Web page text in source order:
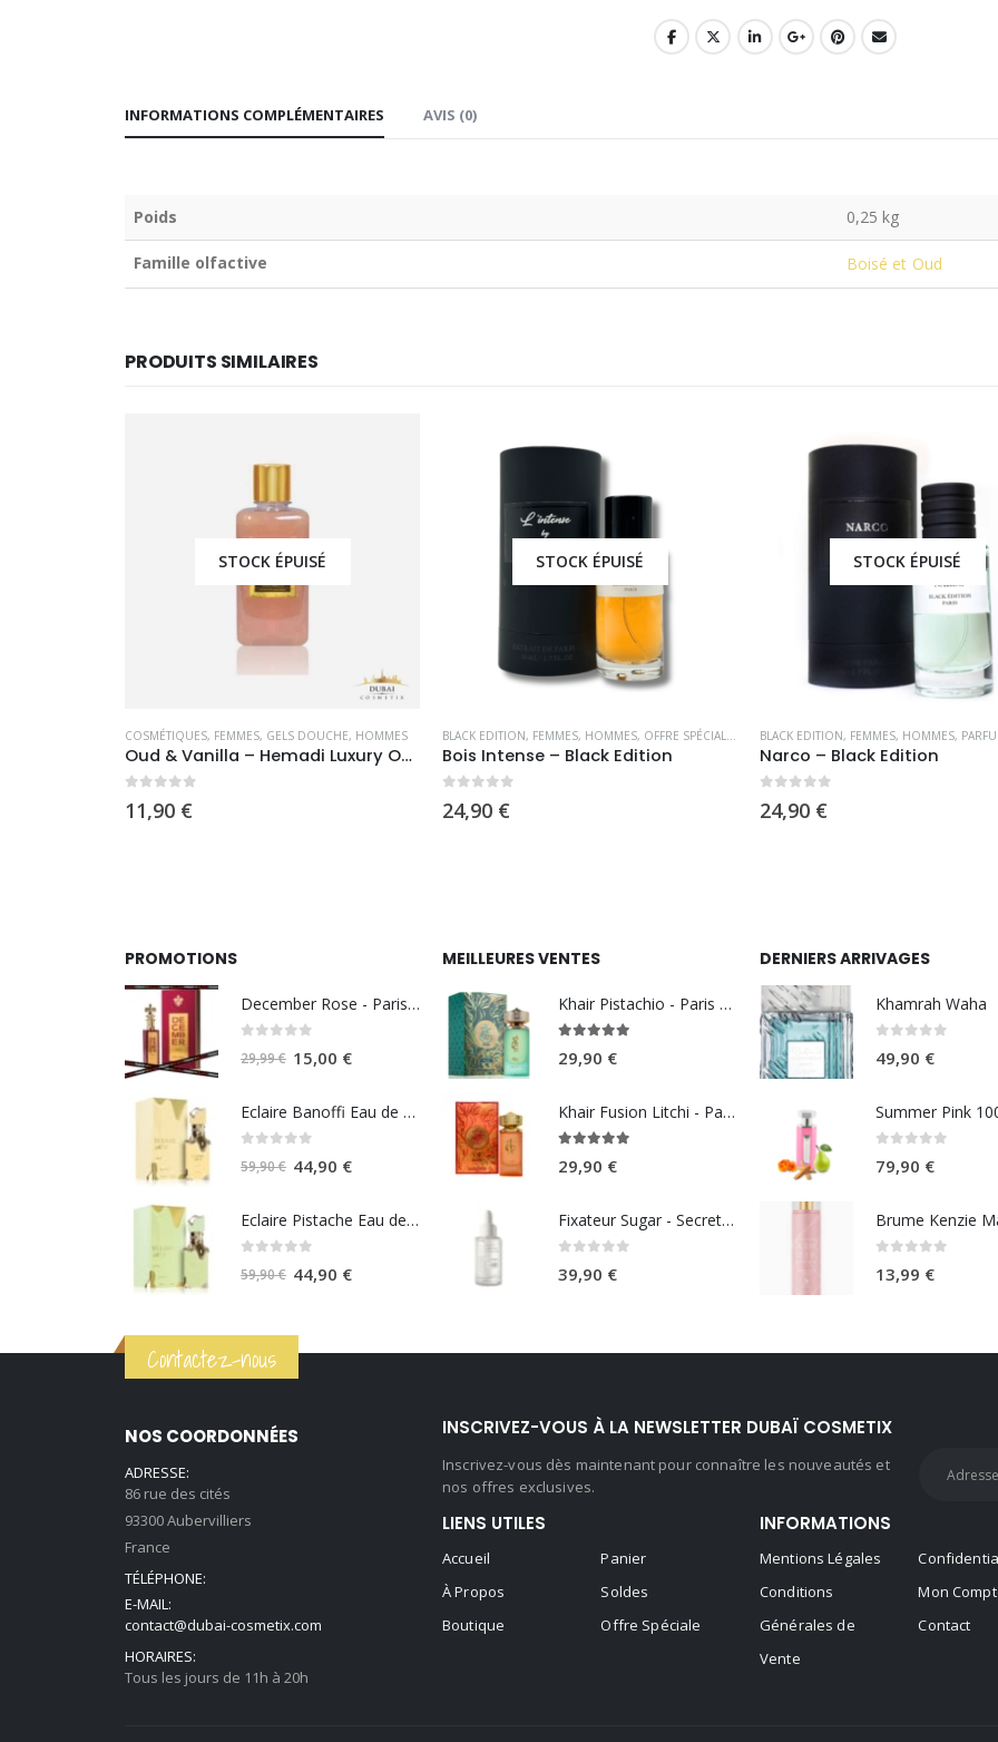
INFORMATIONS COMPLÉMENTAIRES AVIS (0)
Poids 0,25 kg
Famille olfactive Boisé et Oud
PRODUITS SIMILAIRES
STOCK ÉPUISÉ
COSMÉTIQUES, FEMMES, GELS DOUCHE, HOMMES
Oud & Vanilla – Hemadi Luxury Oud
11,90 €
STOCK ÉPUISÉ
BLACK EDITION, FEMMES, HOMMES, OFFRE SPÉCIALE , PARFUMS OCCIDENTAUX
Bois Intense – Black Edition
24,90 €
STOCK ÉPUISÉ
BLACK EDITION, FEMMES, HOMMES, PARFUMS
Narco – Black Edition
24,90 €
PROMOTIONS
December Rose - Paris Corner
29,99€ Le
initial
était :
29,99 €.
15,00 €Le
actuel
15,00 €.
Eclaire Banoffi Eau de parfum 100ml - Lattafa
59,90€ Le
initial
était :
59,90 €.
44,90 €Le
actuel
44,90 €.
Eclaire Pistache Eau de parfum 100ml - Lattafa
59,90€ Le
était :
59,90 €.
44,90 €Le
est :
MEILLEURES VENTES
Khair Pistachio - Paris Corner
29,90 €
Khair Fusion Litchi - Paris Corner
29,90 €
Fixateur Sugar - Secret Musc 30ml
39,90 €
DERNIERS ARRIVAGES
Khamrah Waha
49,90 €
79,90 €
13,99 €
Contactez-nous
NOS COORDONNÉES
ADRESSE:
86 rue des cités
93300 Aubervilliers
France
TÉLÉPHONE:
E-MAIL:
contact@dubai-cosmetix.com
HORAIRES:
Tous les jours de 11h à 20h
INSCRIVEZ-VOUS À LA NEWSLETTER DUBAÏ COSMETIX
Inscrivez-vous dès maintenant pour connaître les nouveautés et
nos offres exclusives.
LIENS UTILES
Accueil
À Propos
Boutique
Panier
Soldes
Offre Spéciale
INFORMATIONS
Mentions Légales
Conditions
Générales de
Vente
Mon
Contact